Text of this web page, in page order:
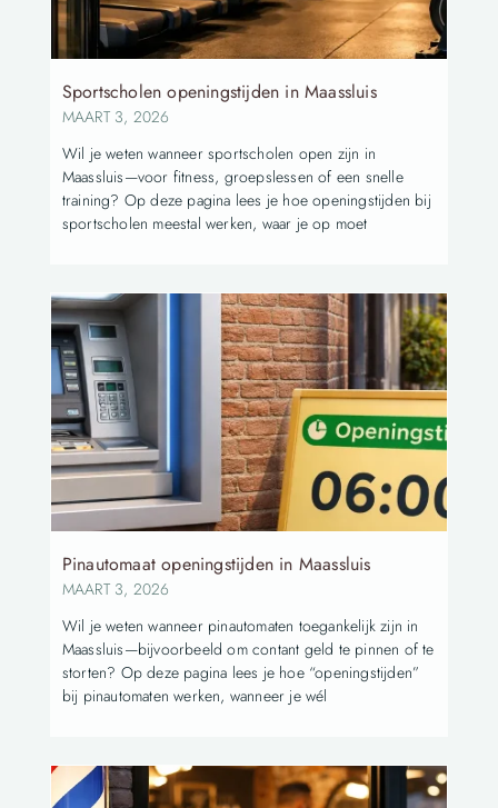
Sportscholen openingstijden in Maassluis
MAART 3, 2026
Wil je weten wanneer sportscholen open zijn in
Maassluis—voor fitness, groepslessen of een snelle
training? Op deze pagina lees je hoe openingstijden bij
sportscholen meestal werken, waar je op moet
Pinautomaat openingstijden in Maassluis
MAART 3, 2026
Wil je weten wanneer pinautomaten toegankelijk zijn in
Maassluis—bijvoorbeeld om contant geld te pinnen of te
storten? Op deze pagina lees je hoe “openingstijden”
bij pinautomaten werken, wanneer je wél